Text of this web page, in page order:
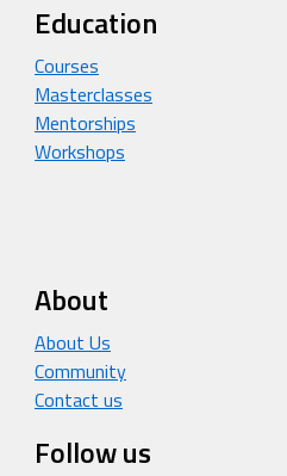
Education
Courses
Masterclasses
Mentorships
Workshops
About
About Us
Community
Contact us
Follow us